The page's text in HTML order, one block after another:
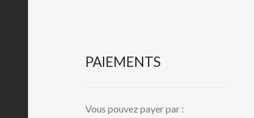
PAIEMENTS
Vous pouvez payer par :